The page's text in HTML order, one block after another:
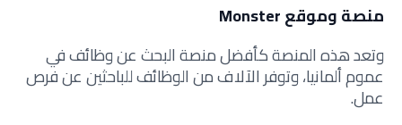
منصة وموقع Monster
وتعد هذه المنصة كأفضل منصة البحث عن وظائف في
عموم ألمانيا، وتوفر الآلاف من الوظائف للباحثين عن فرص
عمل.